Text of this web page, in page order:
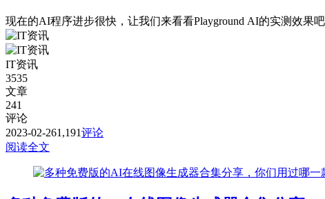
现在的AI程序进步很快，让我们来看看Playground AI的实测效果
IT资讯
3535
文章
241
评论
2023-02-261,191评论
阅读全文